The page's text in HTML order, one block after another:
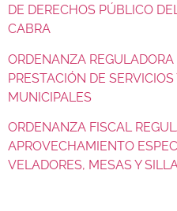
DE DERECHOS PÚBLICO
CABRA
ORDENANZA
PRESTACIÓN DE
MUNICIPALES
ORDENANZA FISCAL
APROVECHAMIENTO
VELADORES, MESAS Y